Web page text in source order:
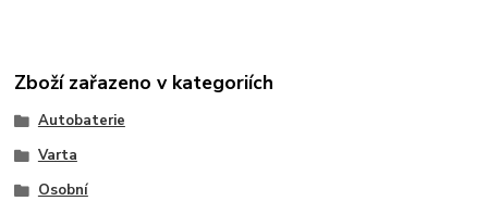
Zboží zařazeno v kategoriích
Autobaterie
Varta
Osobní